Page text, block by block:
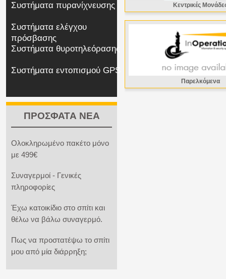
Συστήματα πυρανίχνευσης
Συστήματα ελέγχου
πρόσβασης
Συστήματα θυροτηλεόρασης
Συστήματα εντοπισμού GPS
ΠΡΟΣΦΑΤΑ ΝΕΑ
Ολοκληρωμένο πακέτο μόνο
με 499€
Συναγερμοί - Γενικές
πληροφορίες
Έχω κατοικίδιο στο σπίτι και
θέλω να βάλω συναγερμό.
Πως να προστατέψω το σπίτι
μου από μία διάρρηξη;
Κεντρικές
Παρελκόμενα